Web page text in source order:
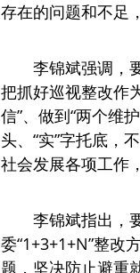
存在的问题和不足
李锦斌强调，
把抓好巡视整改作
信”、做到“两个维
头、“实”字托底，
社会发展各项工作
李锦斌指出，
委“1+3+1+N”整改
题，坚决防止避重